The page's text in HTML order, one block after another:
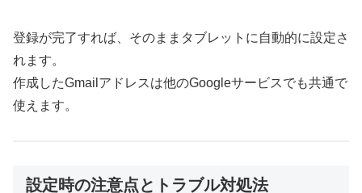
登録が完了すれば、そのままタブレットに自動的に設定さ
れます。
作成したGmailアドレスは他のGoogleサービスでも共通で
使えます。
設定時の注意点とトラブル対処法